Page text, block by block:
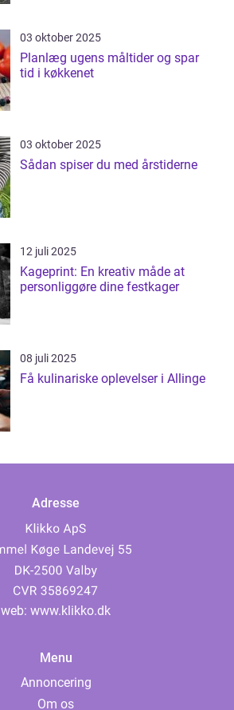
03 oktober 2025
Planlæg ugens måltider og spar
tid i køkkenet
03 oktober 2025
Sådan spiser du med årstiderne
12 juli 2025
Kageprint: En kreativ måde at
personliggøre dine festkager
08 juli 2025
Få kulinariske oplevelser i Allinge
Adresse
web: www.klikko.dk
Menu
Annoncering
Om os